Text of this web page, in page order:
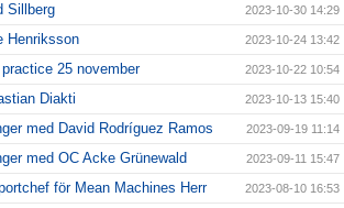
Sillberg 2023-10-30 14:29
Henriksson 2023-10-24 13:42
25 november 2023-10-22 10:54
Diakti 2023-10-13 15:40
med David Rodríguez Ramos 2023-09-19 11:14
med OC Acke Grünewald 2023-09-11 15:47
för Mean Machines Herr 2023-08-10 16:53